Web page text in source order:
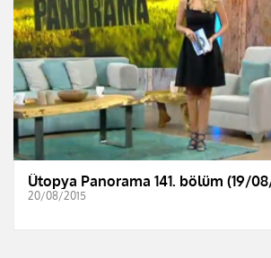
Ütopya Panorama 141. bölüm (19/
20/08/2015